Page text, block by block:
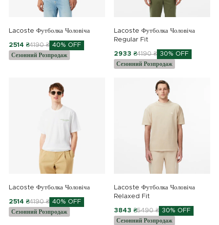
Lacoste Футболка Чоловіча
2514 ₴4190 ₴ 40% OFF
Сезонний Розпродаж
Lacoste Футболка Чоловіча
Regular Fit
2933 ₴4190 ₴ 30% OFF
Сезонний Розпродаж
Lacoste Футболка Чоловіча
2514 ₴4190 ₴ 40% OFF
Сезонний Розпродаж
Lacoste Футболка Чоловіча
Relaxed Fit
3843 ₴5490 ₴ 30% OFF
Сезонний Розпродаж